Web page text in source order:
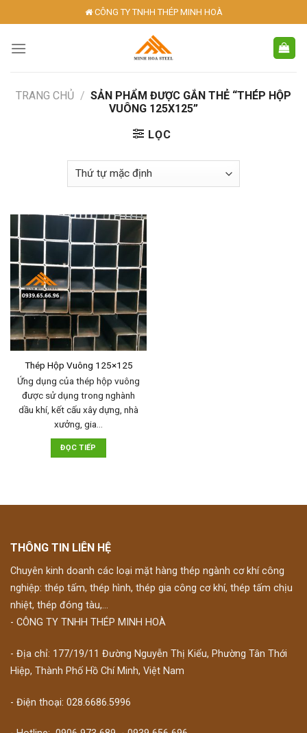
to
content
CÔNG TY TNHH THÉP MINH HOÀ
TRANG CHỦ / SẢN PHẨM ĐƯỢC GẮN THẺ “THÉP HỘP
VUÔNG 125X125”
LỌC
Thép Hộp Vuông 125×125
Ứng dụng của thép hộp vuông
được sử dụng trong nghành
dầu khí, kết cấu xây dựng, nhà
xưởng, gia…
ĐỌC TIẾP
THÔNG TIN LIÊN HỆ
Chuyên kinh doanh các loại mặt hàng thép ngành cơ khí công
nghiệp: thép tấm, thép hình, thép gia công cơ khí, thép tấm chịu
nhiệt, thép đóng tàu,...
- CÔNG TY TNHH THÉP MINH HOÀ
- Địa chỉ: 177/19/11 Đường Nguyễn Thị Kiểu, Phường Tân Thới
Hiệp, Thành Phố Hồ Chí Minh, Việt Nam
- Điện thoại: 028.6686.5996